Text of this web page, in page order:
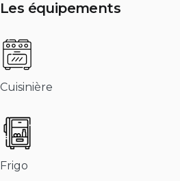
Les équipements
Cuisinière
Frigo